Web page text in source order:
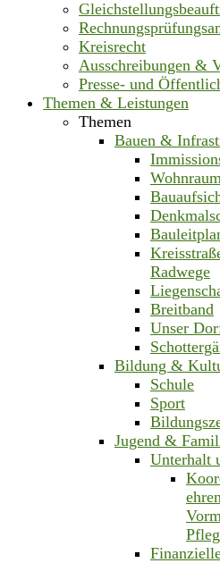
Kreisrecht
Ausschreibungen &
Presse- und
Themen & Leistungen
Themen
Bauen &
Radwege
Breitband
Unser
Bildung &
Schule
Sport
Jugend &
Unterhalt